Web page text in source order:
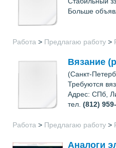
Больше
Работа > Предлагаю работу >
Вязание
(Санкт-
Требуются
Адрес: СПб,
тел. (812)
Работа > Предлагаю работу >
Аналоги